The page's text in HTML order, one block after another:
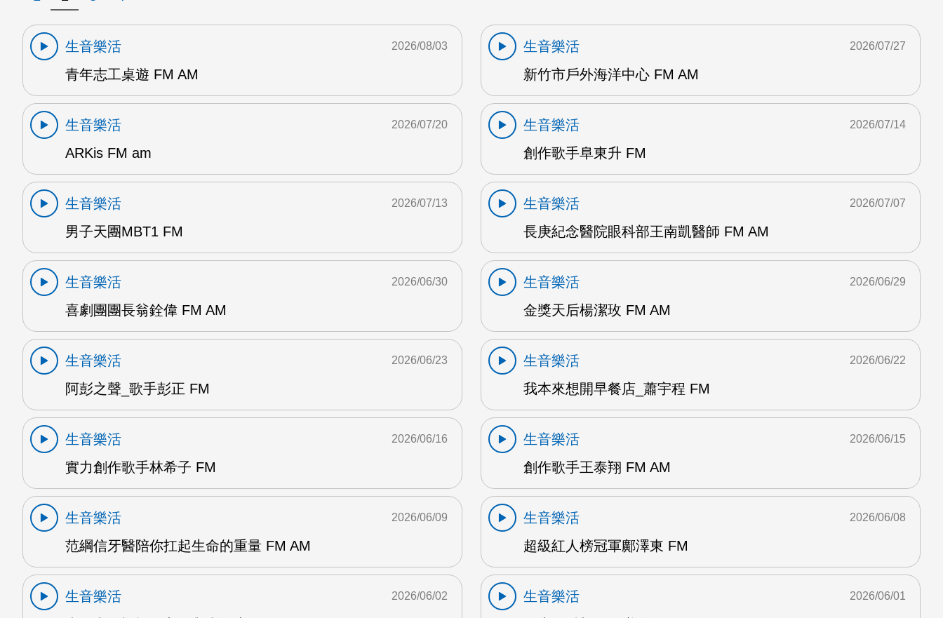
生音樂活
青年志工桌遊 FM AM
2026/08/03
生音樂活
新竹市戶外海洋中心 FM AM
2026/07/27
生音樂活
ARKis FM am
2026/07/20
生音樂活
創作歌手阜東升 FM
2026/07/14
生音樂活
男子天團MBT1 FM
2026/07/13
生音樂活
長庚紀念醫院眼科部王南凱醫師 FM AM
2026/07/07
生音樂活
喜劇團團長翁銓偉 FM AM
2026/06/30
生音樂活
金獎天后楊潔玫 FM AM
2026/06/29
生音樂活
阿彭之聲_歌手彭正 FM
2026/06/23
生音樂活
我本來想開早餐店_蕭宇程 FM
2026/06/22
生音樂活
實力創作歌手林希子 FM
2026/06/16
生音樂活
創作歌手王泰翔 FM AM
2026/06/15
生音樂活
范綱信牙醫陪你扛起生命的重量 FM AM
2026/06/09
生音樂活
超級紅人榜冠軍鄺澤東 FM
2026/06/08
生音樂活
2026/06/02
生音樂活
2026/06/01